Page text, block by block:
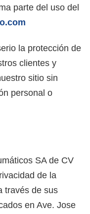
parte del uso del
la protección de
clientes y
sitio sin
personal o
SA de CV
de la
través de sus
en Ave. Jose